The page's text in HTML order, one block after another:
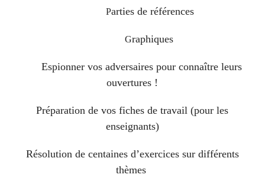
Parties de références
Graphiques
Espionner vos adversaires pour connaître leurs
ouvertures !
Préparation de vos fiches de travail (pour les
enseignants)
Résolution de centaines d’exercices sur différents
thèmes